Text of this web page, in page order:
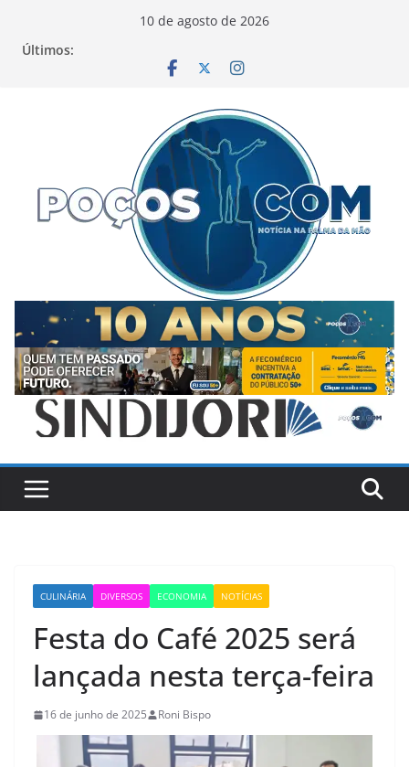
10 de agosto de 2026
Últimos:
CULINÁRIA DIVERSOS ECONOMIA NOTÍCIAS
Festa do Café 2025 será
lançada nesta terça-feira
16 de junho de 2025 Roni Bispo